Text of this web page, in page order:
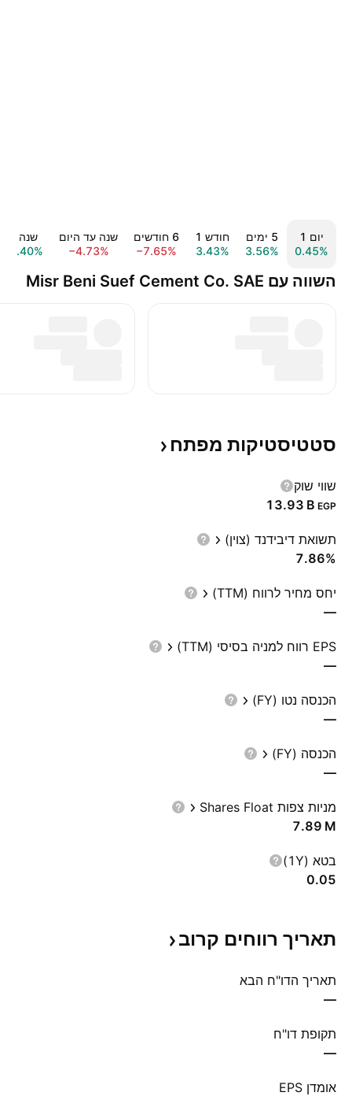
יום ‎1‎
0.45%
‎5‎ ימים
3.56%
חודש ‎1‎
3.43%
‎6‎ חודשים
−7.65%
שנה עד היום
−4.73%
שנה ‎1‎
58.40%
השווה עם Misr Beni Suef Cement Co. SAE
סטטיסטיקות מפתח
שווי שוק
‪13.93 B‬ EGP
תשואת דיבידנד (צוין)
7.86%
יחס מחיר לרווח (TTM)
—
EPS רווח למניה בסיסי (TTM)
—
הכנסה נטו (FY)
—
הכנסה (FY)
—
מניות צפות Shares Float
‪7.89 M‬
בטא (1Y)
0.05
תאריך רווחים קרוב
תאריך הדו"ח הבא
—
תקופת דו"ח
—
אומדן EPS